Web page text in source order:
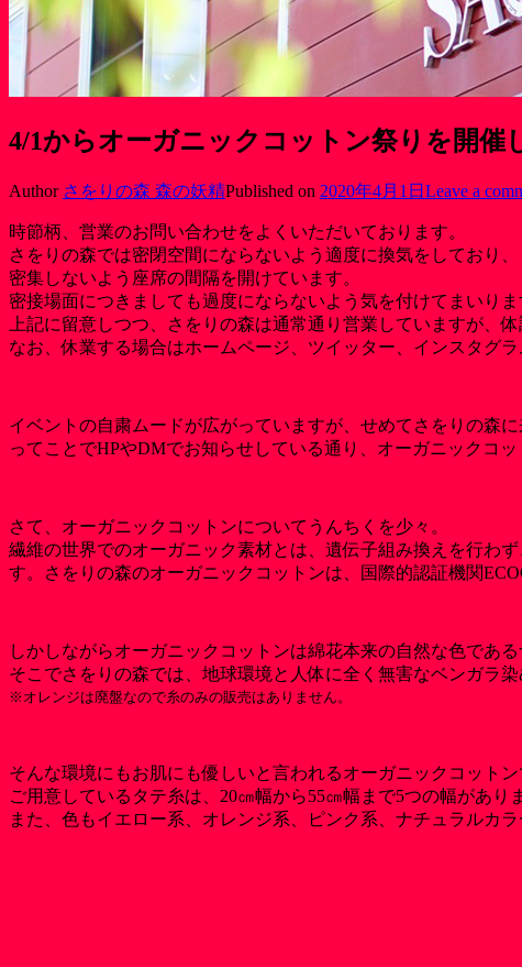
4/1からオーガニックコットン祭りを開催
Author さをりの森 森の妖精Published on 2020年4月1日 Leave a
時節柄、営業のお問い合わせをよくいただいております。
さをりの森では密閉空間にならないよう適度に換気をしており、
密集しないよう座席の間隔を開けています。
密接場面につきましても過度にならないよう気を付けてまいりま
上記に留意しつつ、さをりの森は通常通り営業していますが、
なお、休業する場合はホームページ、ツイッター、インスタグラ
イベントの自粛ムードが広がっていますが、せめてさをりの森
ってことでHPやDMでお知らせしている通り、オーガニックコ
さて、オーガニックコットンについてうんちくを少々。
繊維の世界でのオーガニック素材とは、遺伝子組み換えを行わ
す。さをりの森のオーガニックコットンは、国際的認証機関
しかしながらオーガニックコットンは綿花本来の自然な色であ
そこでさをりの森では、地球環境と人体に全く無害なベンガラ
※オレンジは廃盤なので糸のみの販売はありません。
そんな環境にもお肌にも優しいと言われるオーガニックコット
ご用意しているタテ糸は、20㎝幅から55㎝幅まで5つの幅があり
また、色もイエロー系、オレンジ系、ピンク系、ナチュラルカラ